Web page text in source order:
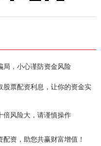
局，小心谨防资金风险
票配资利息，让你的资金实
倍风险大，请谨慎操作
资，助您共赢财富增值！